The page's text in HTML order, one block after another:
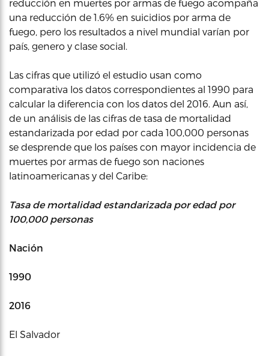
reducción en muertes por armas de fuego acompaña
una reducción de 1.6% en suicidios por arma de
fuego, pero los resultados a nivel mundial varían por
país, genero y clase social.
Las cifras que utilizó el estudio usan como
comparativa los datos correspondientes al 1990 para
calcular la diferencia con los datos del 2016. Aun así,
de un análisis de las cifras de tasa de mortalidad
estandarizada por edad por cada 100,000 personas
se desprende que los países con mayor incidencia de
muertes por armas de fuego son naciones
latinoamericanas y del Caribe:
Tasa de mortalidad estandarizada por edad por
100,000 personas
Nación
1990
2016
El Salvador